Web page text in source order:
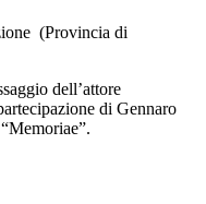
(Provincia di
dell’attore
di Gennaro